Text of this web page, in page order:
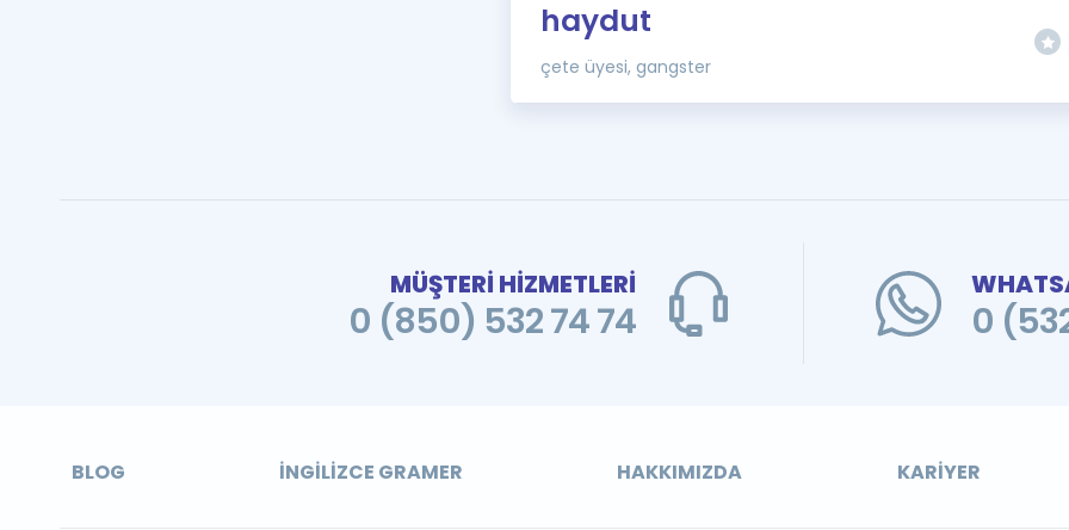
haydut
çete üyesi, gangster
MÜŞTERİ HİZMETLERİ
0 (850) 532 74 74 0
BLOG İNGILIZCE GRAMER HAKKIMIZDA KARIYER